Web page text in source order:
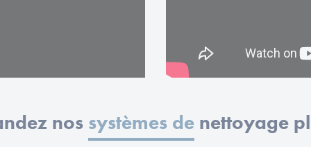
nos systèmes de nettoyage